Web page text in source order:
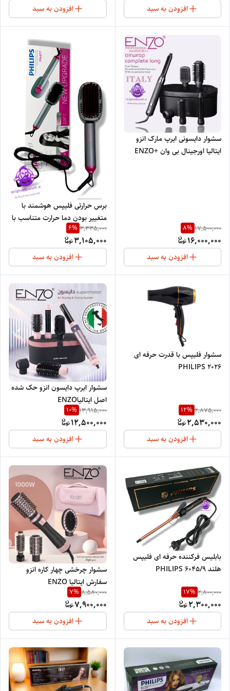
افزودن به سبد افزودن به سبد
سشوار دایسونی ایرپ مارک انزو
ایتالیا اورجینال بی وان +ENZO
17,500,000
8%
16,000,000
افزودن به سبد
برس حرارتی فلیپس هوشمند با
متغییر بودن دما حرارت متناسب با
ضخامت مو PHILIPS 877
3,335,000
6%
3,105,000
افزودن به سبد
سشوار فلیپس با قدرت حرفه ای
PHILIPS 2026
2,875,000
12%
2,530,000
افزودن به سبد
سشوار ایرپ دایسون انزو حک شده
اصل ایتالیاENZO
PROFESSIONAL 4136
13,915,000
10%
12,500,000
افزودن به سبد
بابلیس فرکننده حرفه ای فلیپس
هلند 9/PHILIPS 6045
2,800,000
17%
2,300,000
افزودن به سبد
سشوار چرخشی چهار کاره انزو
سفارش ایتالیا ENZO
PROFESSIONAL SALON 756
8,580,000
7%
7,900,000
افزودن به سبد